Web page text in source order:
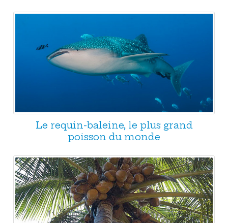
Le requin-baleine, le plus grand
poisson du monde